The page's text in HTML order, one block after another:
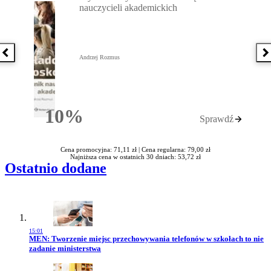
Poprzednia książka
10%Rabatu
nauczycieli akademickich
Andrzej Rozmus
Sprawdź
Cena promocyjna: 71,11 zł | Cena regularna: 79,00 zł
Najniższa cena w ostatnich 30 dniach: 53,72 zł
Ostatnio dodane
15:01
Przejdź do artykułu:
MEN: Tworzenie miejsc przechowywania telefonów w szkołach to nie
zadanie ministerstwa